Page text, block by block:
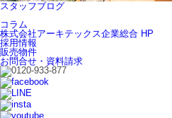
スタッフブログ
コラム
株式会社アーキテックス企業総合 HP
採用情報
販売物件
お問合せ・資料請求